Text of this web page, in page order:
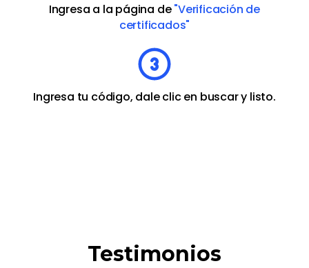
Ingresa a la página de"Verificación de
certificados"
Ingresa tu código, dale clic en buscar y listo.
Testimonios